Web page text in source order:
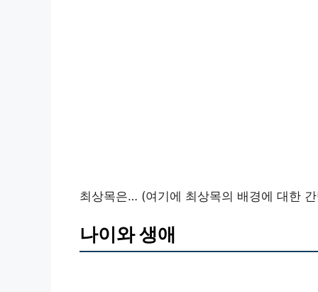
최상목은… (여기에 최상목의 배경에 대한
나이와 생애